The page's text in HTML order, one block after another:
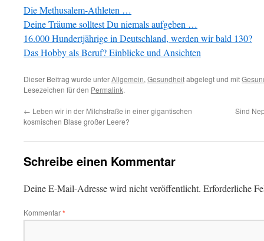
Die Methusalem-Athleten …
Deine Träume solltest Du niemals aufgeben …
16.000 Hundertjährige in Deutschland, werden wir bald 130?
Das Hobby als Beruf? Einblicke und Ansichten
Dieser Beitrag wurde unterAllgemein, Gesundheitabgelegt und mit
Lesezeichen für den Permalink.
← Leben wir in der Milchstraße in einer gigantischen
kosmischen Blase großer Leere?
Sind
Schreibe einen Kommentar
Deine E-Mail-Adresse wird nicht veröffentlicht. Erforderliche
Kommentar*